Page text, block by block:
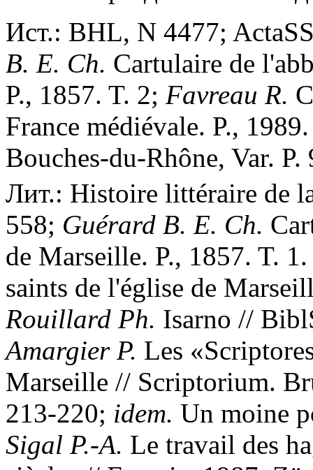
Ист.: BHL, N 4477;
B. E. Ch. Cartulaire de
P., 1857. T. 2; Favreau R.
France médiévale. P.,
Bouches-du-Rhône, Var. P.
Лит.: Histoire littéraire de
558; Guérard B. E. Ch.
de Marseille. P., 1857. T.
saints de l'église de
Rouillard Ph. Isarno //
Amargier P. Les
Marseille // Scriptorium.
213-220; idem. Un moine
Sigal P.-A. Le travail des